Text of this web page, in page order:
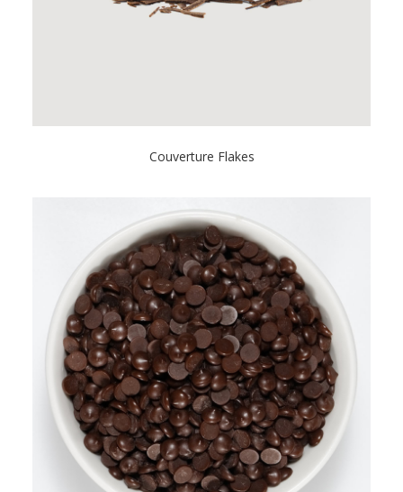
Couverture Flakes